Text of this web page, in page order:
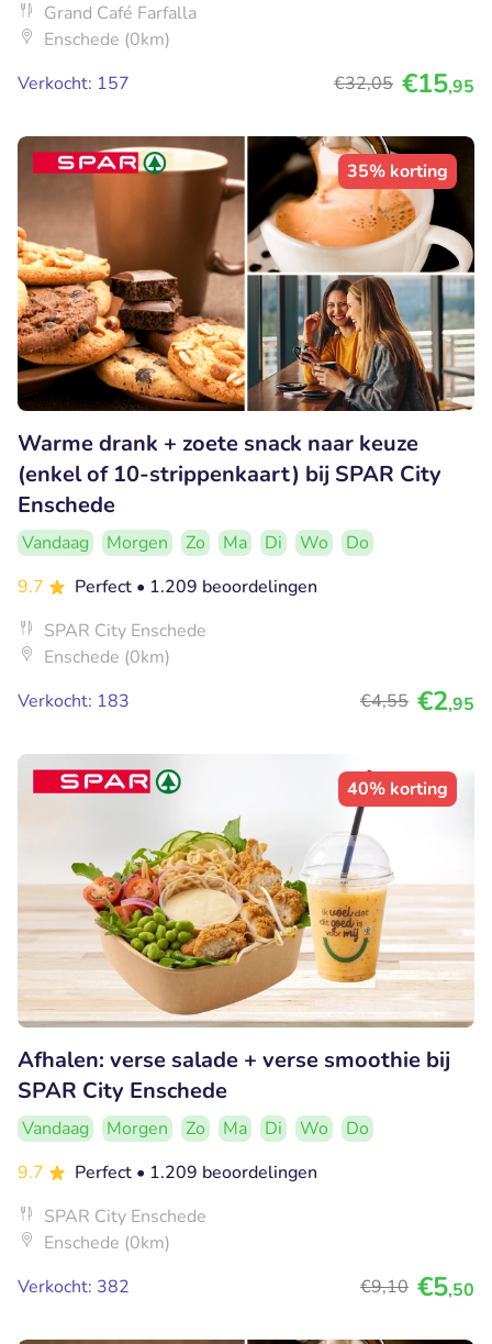
Grand Café Farfalla
Enschede (0km)
Verkocht: 157
€32,05 €15,95
35% korting
Warme drank + zoete snack naar keuze
(enkel of 10-strippenkaart) bij SPAR City
Enschede
Vandaag Morgen Zo Ma Di Wo
Do
9.7
Perfect • 1.209 beoordelingen
SPAR City Enschede
Enschede (0km)
Verkocht: 183
€4,55 €2,95
40% korting
Afhalen: verse salade + verse smoothie bij
SPAR City Enschede
Vandaag Morgen Zo Ma Di Wo
Do
9.7
Perfect • 1.209 beoordelingen
SPAR City Enschede
Enschede (0km)
Verkocht: 382
€9,10 €5,50